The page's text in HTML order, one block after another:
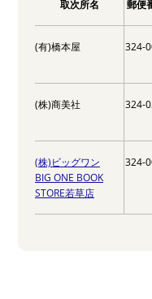
取次所名 郵便
(有)橋本屋 324-
(株)商美社 324-
(株)ビッグワン
BIG ONE BOOK
STORE若草店
324-